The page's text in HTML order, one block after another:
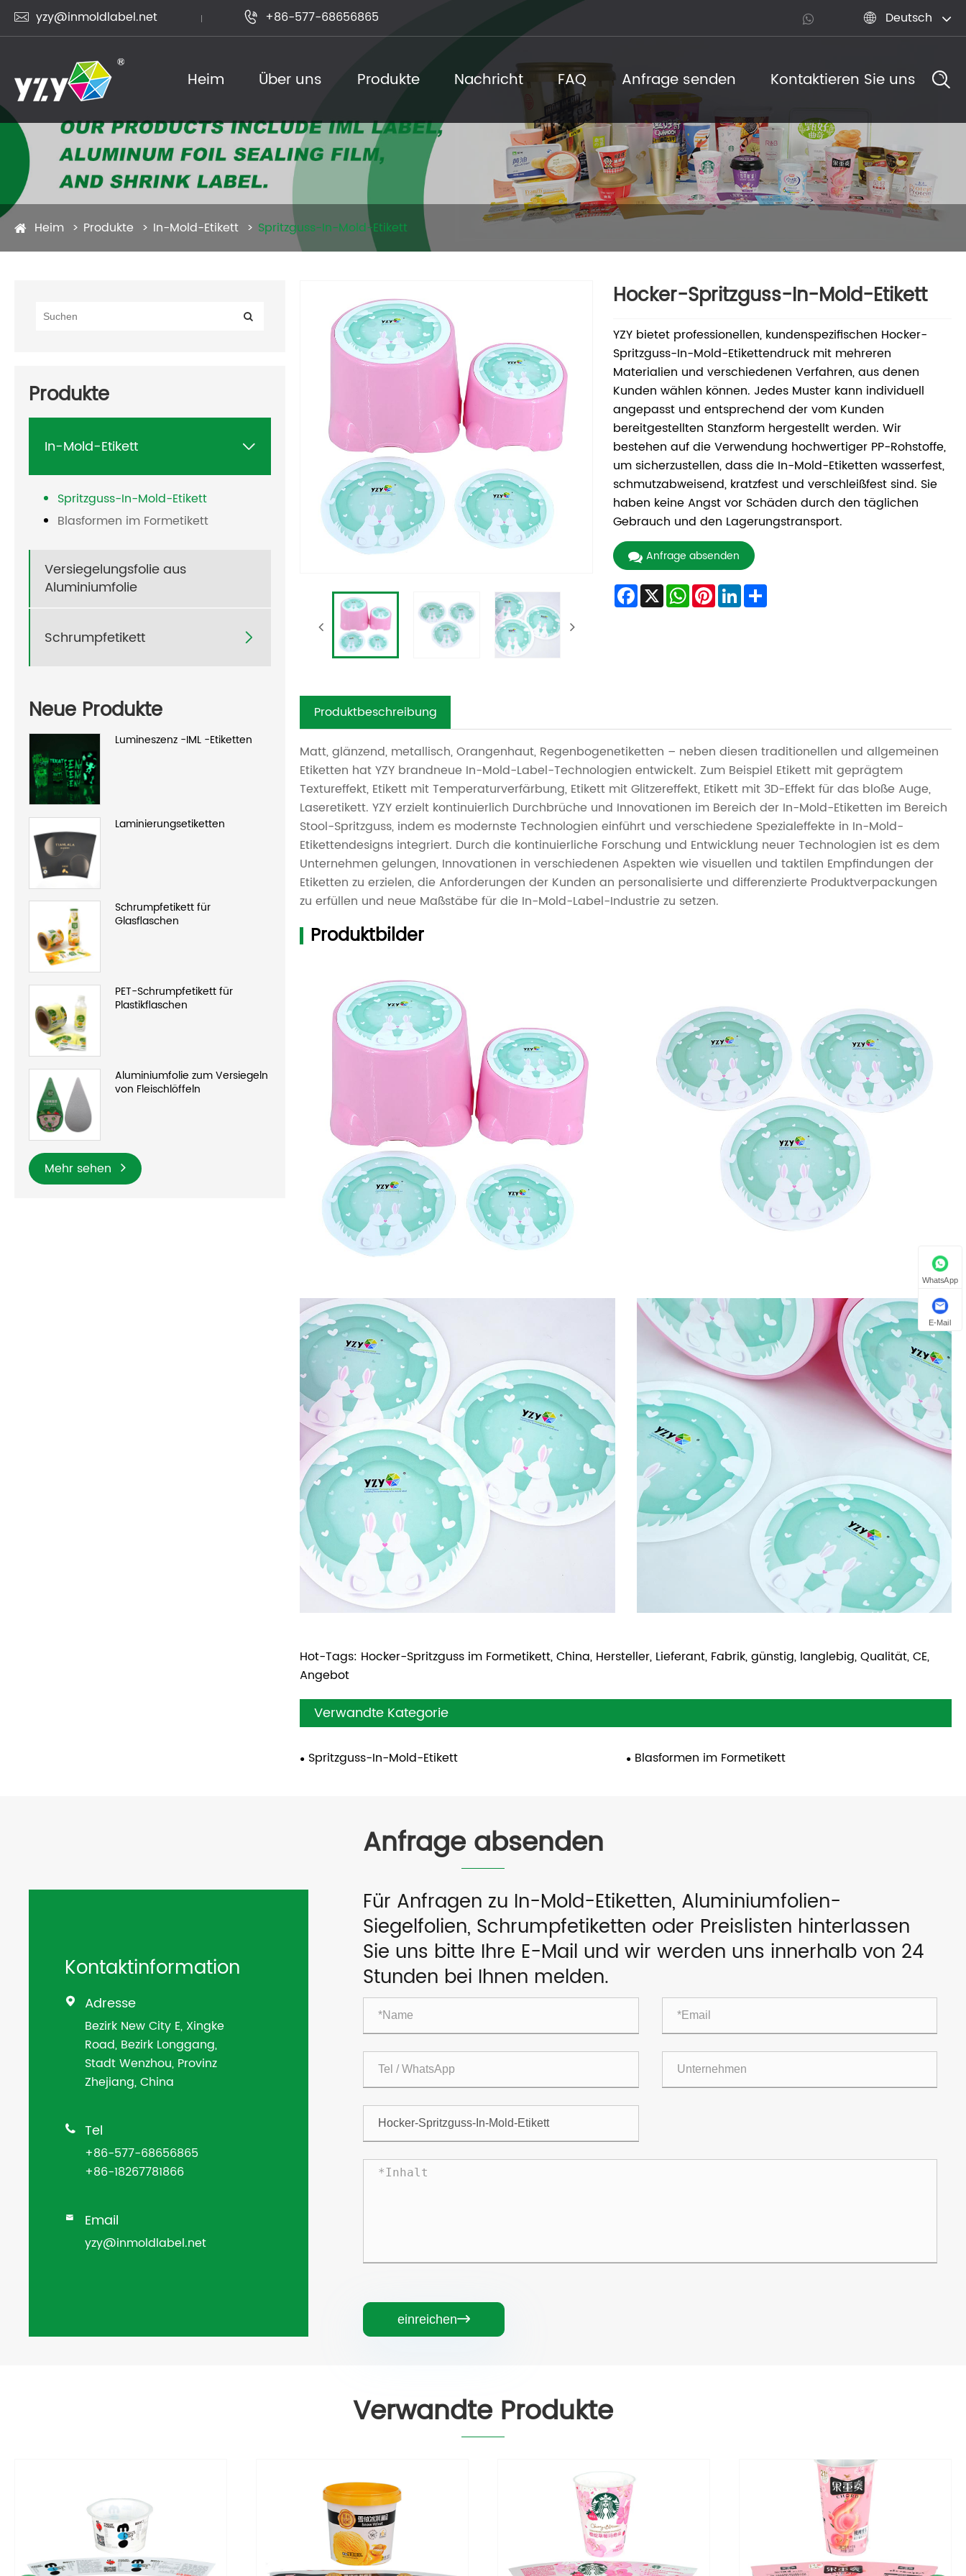
 yzy@inmoldlabel.net  +86-577-68656865  Deutsch
Heim Über uns Produkte Nachricht FAQ Anfrage senden Kontaktieren Sie uns
Produkte
Heim Produkte In-Mold-Etikett Spritzguss-In-Mold-Etikett
Produkte
In-Mold-Etikett 
Spritzguss-In-Mold-Etikett
Blasformen im Formetikett
Versiegelungsfolie aus
Aluminiumfolie
Schrumpfetikett 
Neue Produkte
Lumineszenz -IML -Etiketten
Laminierungsetiketten
Schrumpfetikett für
Glasflaschen
PET-Schrumpfetikett für
Plastikflaschen
Aluminiumfolie zum Versiegeln
von Fleischlöffeln
Mehr sehen
Hocker-Spritzguss-In-Mold-Etikett
YZY bietet professionellen, kundenspezifischen Hocker-
Spritzguss-In-Mold-Etikettendruck mit mehreren
Materialien und verschiedenen Verfahren, aus denen
Kunden wählen können. Jedes Muster kann individuell
angepasst und entsprechend der vom Kunden
bereitgestellten Stanzform hergestellt werden. Wir
bestehen auf die Verwendung hochwertiger PP-Rohstoffe,
um sicherzustellen, dass die In-Mold-Etiketten wasserfest,
schmutzabweisend, kratzfest und verschleißfest sind. Sie
haben keine Angst vor Schäden durch den täglichen
Gebrauch und den Lagerungstransport.
Anfrage absenden
Facebook
X WhatsApp
Pinterest
LinkedInShare
Produktbeschreibung
Matt, glänzend, metallisch, Orangenhaut, Regenbogenetiketten – neben diesen traditionellen und allgemeinen
Etiketten hat YZY brandneue In-Mold-Label-Technologien entwickelt. Zum Beispiel Etikett mit geprägtem
Textureffekt, Etikett mit Temperaturverfärbung, Etikett mit Glitzereffekt, Etikett mit 3D-Effekt für das bloße Auge,
Laseretikett. YZY erzielt kontinuierlich Durchbrüche und Innovationen im Bereich der In-Mold-Etiketten im Bereich
Stool-Spritzguss, indem es modernste Technologien einführt und verschiedene Spezialeffekte in In-Mold-
Etikettendesigns integriert. Durch die kontinuierliche Forschung und Entwicklung neuer Technologien ist es dem
Unternehmen gelungen, Innovationen in verschiedenen Aspekten wie visuellen und taktilen Empfindungen der
Etiketten zu erzielen, die Anforderungen der Kunden an personalisierte und differenzierte Produktverpackungen
zu erfüllen und neue Maßstäbe für die In-Mold-Label-Industrie zu setzen.
Produktbilder
Hot-Tags: Hocker-Spritzguss im Formetikett, China, Hersteller, Lieferant, Fabrik, günstig, langlebig, Qualität, CE,
Angebot
Verwandte Kategorie
Spritzguss-In-Mold-Etikett Blasformen im Formetikett
Anfrage absenden
Kontaktinformation
 Adresse
Bezirk New City E, Xingke
Road, Bezirk Longgang,
Stadt Wenzhou, Provinz
Zhejiang, China
 Tel
+86-577-68656865
+86-18267781866
 Email
yzy@inmoldlabel.net
Für Anfragen zu In-Mold-Etiketten, Aluminiumfolien-
Siegelfolien, Schrumpfetiketten oder Preislisten hinterlassen
Sie uns bitte Ihre E-Mail und wir werden uns innerhalb von 24
Stunden bei Ihnen melden.
einreichen
Verwandte Produkte
WhatsApp
E-Mail